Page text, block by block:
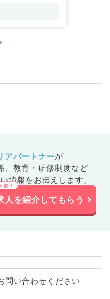
アパートナーが
教育・研修制度など
情報をお伝えします。
人を紹介してもらう
問い合わせください